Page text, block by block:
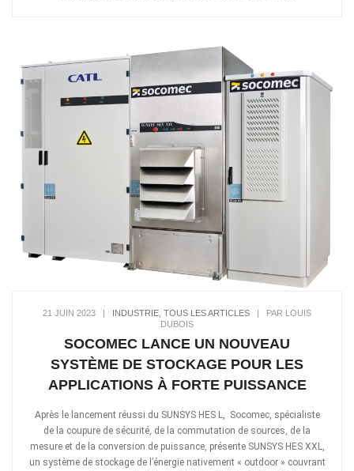
21 JUIN 2023 INDUSTRIE TOUS LES ARTICLES
PAR LOUIS
DUBOIS
SOCOMEC LANCE UN NOUVEAU
SYSTÈME DE STOCKAGE POUR LES
APPLICATIONS À FORTE PUISSANCE
Après le lancement réussi du SUNSYS HES L, Socomec, spécialiste
de la coupure de sécurité, de la commutation de sources, de la
mesure et de la conversion de puissance, présente SUNSYS HES XXL,
un système de stockage de l’énergie nativement « outdoor » couvrant